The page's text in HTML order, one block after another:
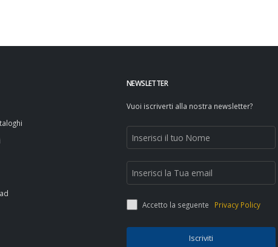
NEWSLETTER
Vuoi iscriverti alla nostra newsletter?
Accetto la seguente Privacy Policy
Iscriviti